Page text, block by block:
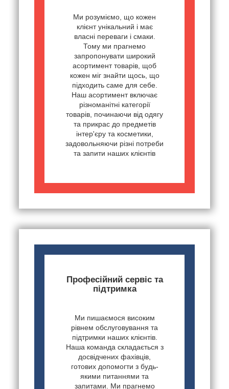
Ми розуміємо, що кожен
клієнт унікальний і має
власні переваги і смаки.
Тому ми прагнемо
запропонувати широкий
асортимент товарів, щоб
кожен міг знайти щось, що
підходить саме для себе.
Наш асортимент включає
різноманітні категорії
товарів, починаючи від одягу
та прикрас до предметів
інтер'єру та косметики,
задовольняючи різні потреби
та запити наших клієнтів
Професійний сервіс та
підтримка
Ми пишаємося високим
рівнем обслуговування та
підтримки наших клієнтів.
Наша команда складається з
досвідчених фахівців,
готових допомогти з будь-
якими питаннями та
запитами. Ми прагнемо